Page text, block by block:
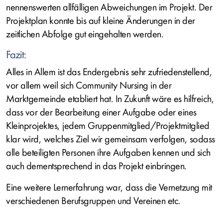
nennenswerten allfälligen Abweichungen im Projekt. Der
Projektplan konnte bis auf kleine Änderungen in der
zeitlichen Abfolge gut eingehalten werden.
Fazit:
Alles in Allem ist das Endergebnis sehr zufriedenstellend,
vor allem weil sich Community Nursing in der
Marktgemeinde etabliert hat. In Zukunft wäre es hilfreich,
dass vor der Bearbeitung einer Aufgabe oder eines
Kleinprojektes, jedem Gruppenmitglied/Projektmitglied
klar wird, welches Ziel wir gemeinsam verfolgen, sodass
alle beteiligten Personen ihre Aufgaben kennen und sich
auch dementsprechend in das Projekt einbringen.
Eine weitere Lernerfahrung war, dass die Vernetzung mit
verschiedenen Berufsgruppen und Vereinen etc.